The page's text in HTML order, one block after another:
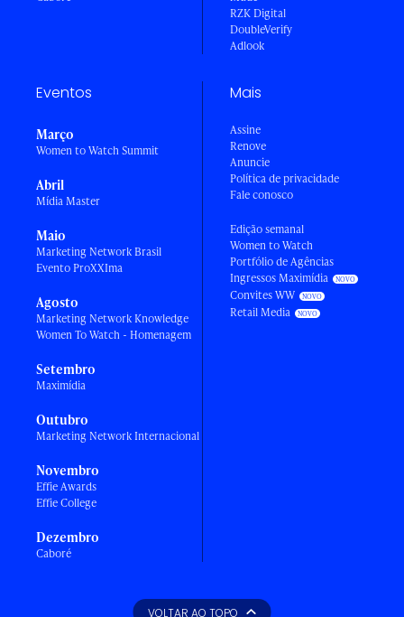
RZK Digital
DoubleVerify
Adlook
Eventos
Março
Women to Watch Summit
Abril
Mídia Master
Maio
Marketing Network Brasil
Evento ProXXIma
Agosto
Marketing Network Knowledge
Women To Watch - Homenagem
Setembro
Maximídia
Outubro
Marketing Network Internacional
Novembro
Effie Awards
Effie College
Dezembro
Caboré
Mais
Assine
Renove
Anuncie
Política de privacidade
Fale conosco
Edição semanal
Women to Watch
Portfólio de Agências
Ingressos Maximídia
Convites WW
Retail Media
VOLTAR AO TOPO